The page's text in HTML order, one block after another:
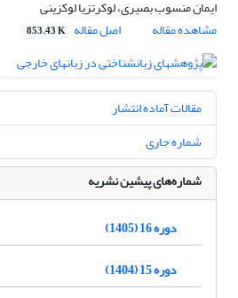
ایمان منسوب بصیری، لوکرتزیا لوکزینی
مشاهده مقاله
اصل مقاله 853.43 K
مقالات آماده انتشار
شماره جاری
شماره‌های پیشین نشریه
دوره 16 (1405)
دوره 15 (1404)